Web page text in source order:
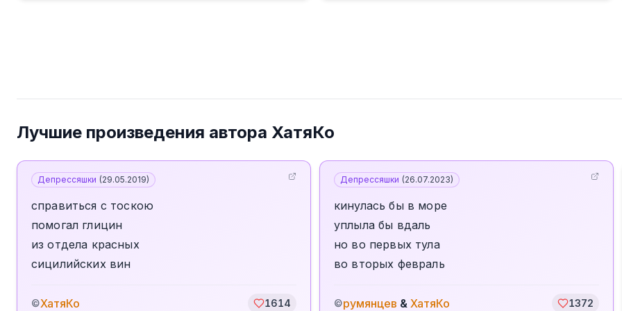
Лучшие произведения автора ХатяКо
Депрессяшки (29.05.2019)
справиться с тоскою
помогал глицин
из отдела красных
сицилийских вин
©ХатяКо 1614
Депрессяшки (26.07.2023)
кинулась бы в море
уплыла бы вдаль
но во первых тула
во вторых февраль
©румянцев & ХатяКо 1372